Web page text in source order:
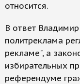
относится.
В ответ
политреклама
рекламе", а
избирательных
референдуме